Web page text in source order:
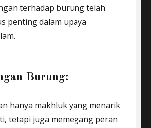
terhadap burung telah
penting dalam upaya
Burung:
hanya makhluk yang menarik
tetapi juga memegang peran